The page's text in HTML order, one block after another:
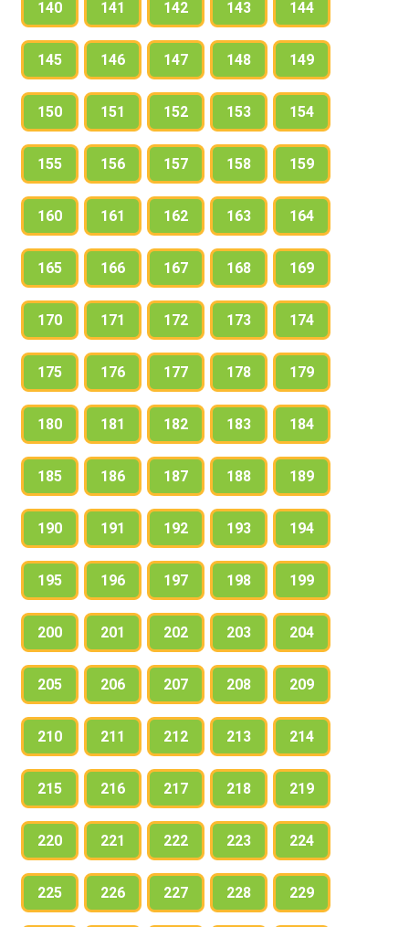
140 141 142 143 144
145 146 147 148 149
150 151 152 153 154
155 156 157 158 159
160 161 162 163 164
165 166 167 168 169
170 171 172 173 174
175 176 177 178 179
180 181 182 183 184
185 186 187 188 189
190 191 192 193 194
195 196 197 198 199
200 201 202 203 204
205 206 207 208 209
210 211 212 213 214
215 216 217 218 219
220 221 222 223 224
225 226 227 228 229